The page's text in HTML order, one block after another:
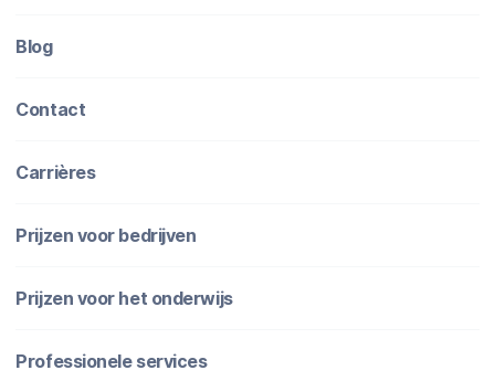
Blog
Contact
Carrières
Prijzen voor bedrijven
Prijzen voor het onderwijs
Professionele services